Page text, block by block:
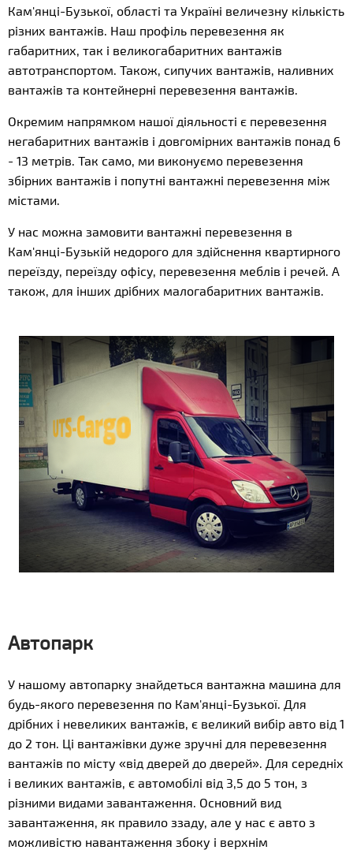
Кам'янці-Бузької, області та Україні величезну кількість
різних вантажів. Наш профіль перевезення як
габаритних, так і великогабаритних вантажів
автотранспортом. Також, сипучих вантажів, наливних
вантажів та контейнерні перевезення вантажів.
Окремим напрямком нашої діяльності є перевезення
негабаритних вантажів і довгомірних вантажів понад 6
- 13 метрів. Так само, ми виконуємо перевезення
збірних вантажів і попутні вантажні перевезення між
містами.
У нас можна замовити вантажні перевезення в
Кам'янці-Бузькій недорого для здійснення квартирного
переїзду, переїзду офісу, перевезення меблів і речей. А
також, для інших дрібних малогабаритних вантажів.
Автопарк
У нашому автопарку знайдеться вантажна машина для
будь-якого перевезення по Кам'янці-Бузької. Для
дрібних і невеликих вантажів, є великий вибір авто від 1
до 2 тон. Ці вантажівки дуже зручні для перевезення
вантажів по місту «від дверей до дверей». Для середніх
і великих вантажів, є автомобілі від 3,5 до 5 тон, з
різними видами завантаження. Основний вид
завантаження, як правило ззаду, але у нас є авто з
можливістю навантаження збоку і верхнім